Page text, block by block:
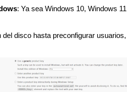
: Ya sea Windows 10, Windows
del disco hasta preconfigurar